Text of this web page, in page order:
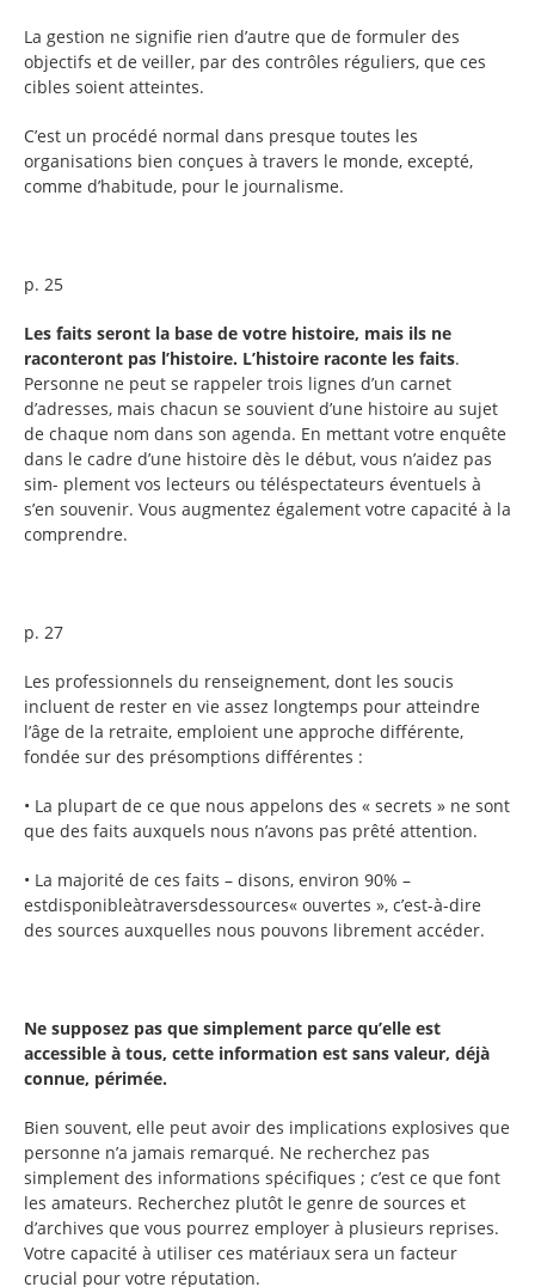
La gestion ne signifie rien d’autre que de formuler des
objectifs et de veiller, par des contrôles réguliers, que ces
cibles soient atteintes.
C’est un procédé normal dans presque toutes les
organisations bien conçues à travers le monde, excepté,
comme d’habitude, pour le journalisme.
p. 25
Les faits seront la base de votre histoire, mais ils ne
raconteront pas l’histoire. L’histoire raconte les faits.
Personne ne peut se rappeler trois lignes d’un carnet
d’adresses, mais chacun se souvient d’une histoire au sujet
de chaque nom dans son agenda. En mettant votre enquête
dans le cadre d’une histoire dès le début, vous n’aidez pas
sim- plement vos lecteurs ou téléspectateurs éventuels à
s’en souvenir. Vous augmentez également votre capacité à la
comprendre.
p. 27
Les professionnels du renseignement, dont les soucis
incluent de rester en vie assez longtemps pour atteindre
l’âge de la retraite, emploient une approche différente,
fondée sur des présomptions différentes :
• La plupart de ce que nous appelons des « secrets » ne sont
que des faits auxquels nous n’avons pas prêté attention.
• La majorité de ces faits – disons, environ 90% –
estdisponibleàtraversdessources« ouvertes », c’est-à-dire
des sources auxquelles nous pouvons librement accéder.
Ne supposez pas que simplement parce qu’elle est
accessible à tous, cette information est sans valeur, déjà
connue, périmée.
Bien souvent, elle peut avoir des implications explosives que
personne n’a jamais remarqué. Ne recherchez pas
simplement des informations spécifiques ; c’est ce que font
les amateurs. Recherchez plutôt le genre de sources et
d’archives que vous pourrez employer à plusieurs reprises.
Votre capacité à utiliser ces matériaux sera un facteur
crucial pour votre réputation.